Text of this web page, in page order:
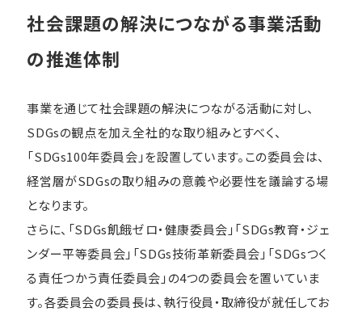
社会課題の解決につながる事業活動
の推進体制
事業を通じて社会課題の解決につながる活動に対し、
SDGsの観点を加え全社的な取り組みとすべく、
「SDGs100年委員会」を設置しています。この委員会は、
経営層がSDGsの取り組みの意義や必要性を議論する場
となります。
さらに、「SDGs飢餓ゼロ・健康委員会」「SDGs教育・ジェ
ンダー平等委員会」「SDGs技術革新委員会」「SDGsつく
る責任つかう責任委員会」の4つの委員会を置いていま
す。各委員会の委員長は、執行役員・取締役が就任してお